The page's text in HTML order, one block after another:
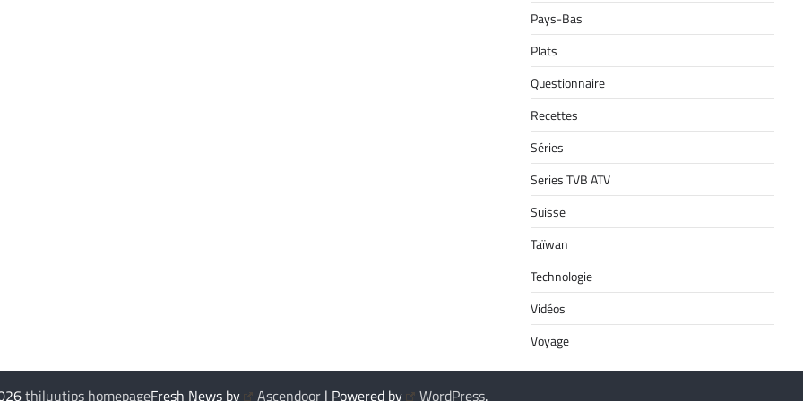
Pays-Bas
Plats
Questionnaire
Recettes
Séries
Series TVB ATV
Suisse
Taïwan
Technologie
Vidéos
Voyage
thiluutips homepageFresh News by Ascendoor | Powered by WordPress.